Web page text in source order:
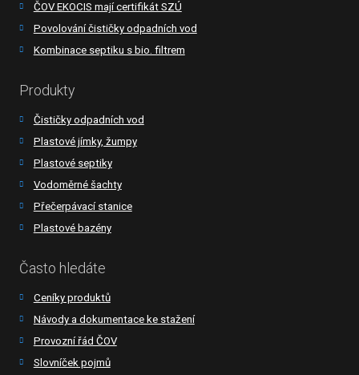
ČOV EKOCIS mají certifikát SZÚ
Povolování čističky odpadních vod
Kombinace septiku s bio. filtrem
Produkty
Čističky odpadních vod
Plastové jímky, žumpy
Plastové septiky
Vodoměrné šachty
Přečerpávací stanice
Plastové bazény
Často hledáte
Ceníky produktů
Návody a dokumentace ke stažení
Provozní řád ČOV
Slovníček pojmů